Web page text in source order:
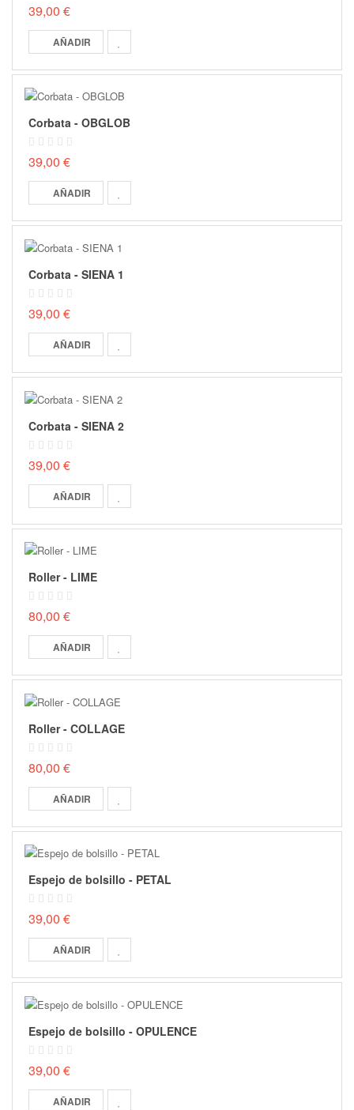
39,00 €
AÑADIR
Corbata - OBGLOB
39,00 €
AÑADIR
Corbata - SIENA 1
39,00 €
AÑADIR
Corbata - SIENA 2
39,00 €
AÑADIR
Roller - LIME
80,00 €
AÑADIR
Roller - COLLAGE
80,00 €
AÑADIR
Espejo de bolsillo - PETAL
39,00 €
AÑADIR
Espejo de bolsillo - OPULENCE
39,00 €
AÑADIR